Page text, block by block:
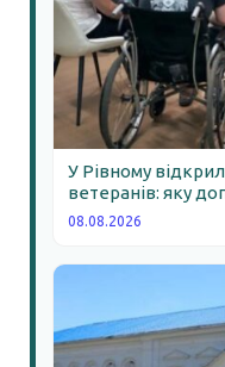
У Рівному
ветеранів: яку
08.08.2026